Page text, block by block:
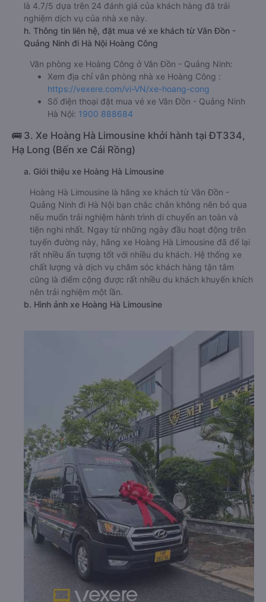
là 4.7/5 dựa trên 24 đánh giá của khách hàng đã trải
nghiệm dịch vụ của nhà xe này.
h. Thông tin liên hệ, đặt mua vé xe khách từ Vân Đồn -
Quảng Ninh đi Hà Nội Hoàng Công
Văn phòng xe Hoàng Công ở Vân Đồn - Quảng Ninh:
Xem địa chỉ văn phòng nhà xe Hoàng Công :
https://vexere.com/vi-VN/xe-hoang-cong
Số điện thoại đặt mua vé xe Vân Đồn - Quảng Ninh
Hà Nội: 1900 888684
🚌 3. Xe Hoàng Hà Limousine khởi hành tại ĐT334,
Hạ Long (Bến xe Cái Rồng)
a. Giới thiệu xe Hoàng Hà Limousine
Hoàng Hà Limousine là hãng xe khách từ Vân Đồn -
Quảng Ninh đi Hà Nội bạn chắc chắn không nên bỏ qua
nếu muốn trải nghiệm hành trình di chuyển an toàn và
tiện nghi nhất. Ngay từ những ngày đầu hoạt động trên
tuyến đường này, hãng xe Hoàng Hà Limousine đã để lại
rất nhiều ấn tượng tốt với nhiều du khách. Hệ thống xe
chất lượng và dịch vụ chăm sóc khách hàng tận tâm
cũng là điểm cộng được rất nhiều du khách khuyến khích
nên trải nghiệm một lần.
b. Hình ảnh xe Hoàng Hà Limousine